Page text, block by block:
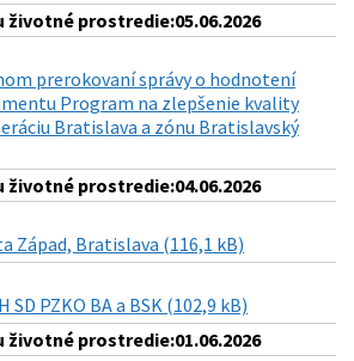
životné prostredie:05.06.2026
prerokovaní správy o hodnotení
Program na zlepšenie kvality
Bratislava a zónu Bratislavský
životné prostredie:04.06.2026
Západ, Bratislava (116,1 kB)
SD PZKO BA a BSK (102,9 kB)
životné prostredie:01.06.2026